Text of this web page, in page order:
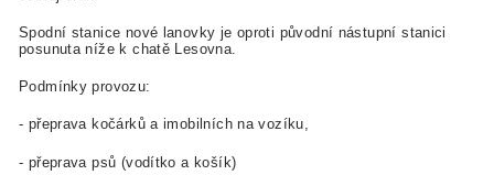
Spodní stanice nové lanovky je oproti původní nástupní stanici
posunuta níže k chatě Lesovna.
Podmínky provozu:
- přeprava kočárků a imobilních na vozíku,
- přeprava psů (vodítko a košík)